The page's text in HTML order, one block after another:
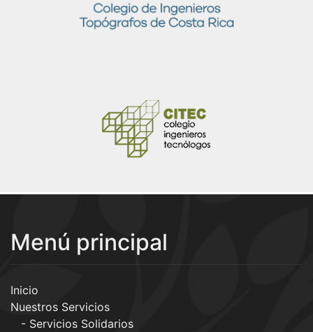
Menú principal
Inicio
Nuestros Servicios
Servicios Solidarios